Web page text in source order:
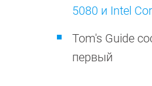
5080 и Intel
Tom's Guide
первый